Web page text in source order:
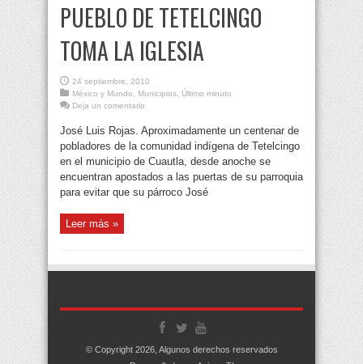
PUEBLO DE TETELCINGO
TOMA LA IGLESIA
24 septiembre, 2010
México y Mundo, Municipios, Último minuto
Deja un comentario
José Luis Rojas. Aproximadamente un centenar de
pobladores de la comunidad indígena de Tetelcingo
en el municipio de Cuautla, desde anoche se
encuentran apostados a las puertas de su parroquia
para evitar que su párroco José
Leer más »
© Copyright 2026, Algunos derechos reservados